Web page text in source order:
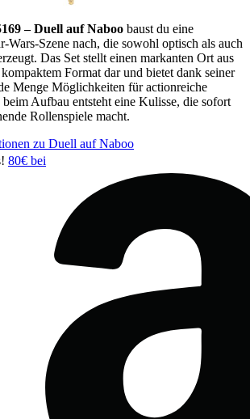
– Duell auf Naboo baust du eine
Wars-Szene nach, die sowohl optisch als auch
Das Set stellt einen markanten Ort aus
Format dar und bietet dank seiner
Menge Möglichkeiten für actionreiche
Aufbau entsteht eine Kulisse, die sofort
Rollenspiele macht.
zu Duell auf Naboo
80€ bei